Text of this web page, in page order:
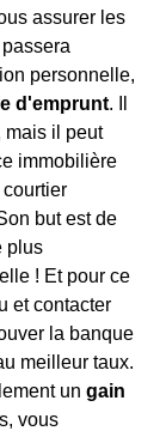
assurer les
personnelle,
d'emprunt. Il
mais il peut
immobilière
but est de
plus
! Et pour ce
et contacter
la banque
meilleur taux.
un gain
vous